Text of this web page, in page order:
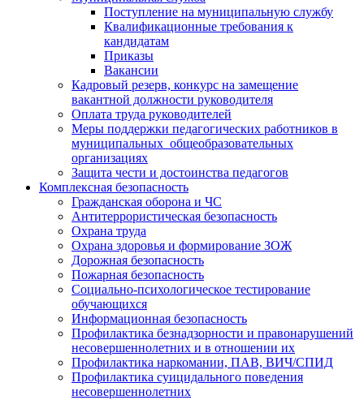
Поступление на муниципальную службу
Квалификационные требования к
кандидатам
Приказы
Вакансии
Кадровый резерв, конкурс на замещение
вакантной должности руководителя
Оплата труда руководителей
Меры поддержки педагогических работников в
муниципальных общеобразовательных
организациях
Защита чести и достоинства педагогов
Комплексная безопасность
Гражданская оборона и ЧС
Антитеррористическая безопасность
Охрана труда
Охрана здоровья и формирование ЗОЖ
Дорожная безопасность
Пожарная безопасность
Социально-психологическое тестирование
обучающихся
Информационная безопасность
Профилактика безнадзорности и правонарушений
несовершеннолетних и в отношении их
Профилактика наркомании, ПАВ, ВИЧ/СПИД
Профилактика суицидального поведения
несовершеннолетних